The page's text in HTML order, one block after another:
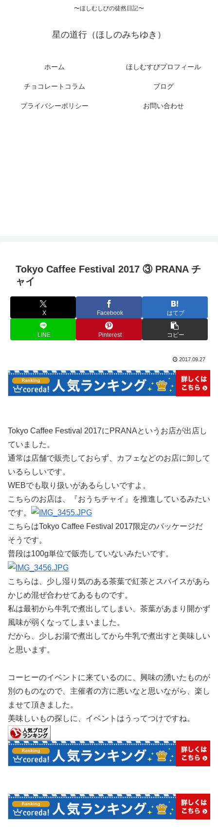
〜ほしむしびの徒然日記〜
星の道行（ほしのみちゆき）
ホーム ほしむすびプロフィール
チョコレートコラム ブログ
プライバシーポリシー お問い合わせ
Tokyo Caffee Festival 2017 ③ PRANA チ
ャイ
X Facebook はてブ
LINE Pinterest コピー
2017.09.27
Tokyo Caffee Festival 2017にPRANAというお店が出店し
ていました。
通常は店舗で販売しておらず、カフェなどのお店に卸して
いるらしいです。
WEBでも取り扱いがあるらしいですよ。
こちらのお店は、『おうちチャイ』を推進しているみたい
です。
こちらはTokyo Caffee Festival 2017限定のパッケージだ
そうです。
普段は100g単位で販売していないみたいです。
こちらは、少し湿り気のある茶葉で紅茶とスパイスがあら
かじめ混ぜ合わせてあるものです。
私は最初から牛乳で煮出してしまい、茶葉があまり開かず
風味が弱くなってしまいました。
だから、少しお湯で煮出してから牛乳で煮出すと美味しい
と思います。
コーヒーのイベントに来ているのに、興味の湧いたものが
別のものなので、主催者の方に悪いなと思いながら、楽し
ませて頂きました。
美味しいもの探しに、イベントはうってつけですね。